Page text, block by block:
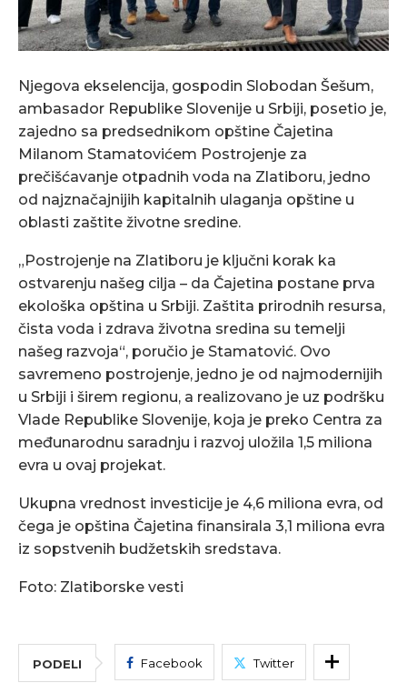
Njegova ekselencija, gospodin Slobodan Šešum,
ambasador Republike Slovenije u Srbiji, posetio je,
zajedno sa predsednikom opštine Čajetina
Milanom Stamatovićem Postrojenje za
prečišćavanje otpadnih voda na Zlatiboru, jedno
od najznačajnijih kapitalnih ulaganja opštine u
oblasti zaštite životne sredine.
„Postrojenje na Zlatiboru je ključni korak ka
ostvarenju našeg cilja – da Čajetina postane prva
ekološka opština u Srbiji. Zaštita prirodnih resursa,
čista voda i zdrava životna sredina su temelji
našeg razvoja“, poručio je Stamatović. Ovo
savremeno postrojenje, jedno je od najmodernijih
u Srbiji i širem regionu, a realizovano je uz podršku
Vlade Republike Slovenije, koja je preko Centra za
međunarodnu saradnju i razvoj uložila 1,5 miliona
evra u ovaj projekat.
Ukupna vrednost investicije je 4,6 miliona evra, od
čega je opština Čajetina finansirala 3,1 miliona evra
iz sopstvenih budžetskih sredstava.
Foto: Zlatiborske vesti
PODELI Facebook Twitter